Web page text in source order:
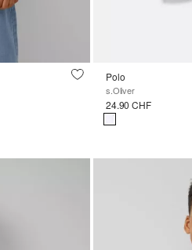
Polo
s.Oliver
24.90 CHF